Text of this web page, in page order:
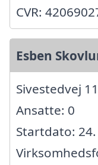
CVR:
Esben
Sivestedvej
Ansatte: 0
Startdato: